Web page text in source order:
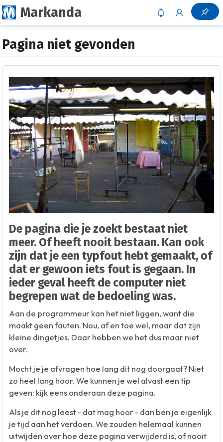
Markanda
Pagina niet gevonden
De pagina die je zoekt bestaat niet
meer. Of heeft nooit bestaan. Kan ook
zijn dat je een typfout hebt gemaakt, of
dat er gewoon iets fout is gegaan. In
ieder geval heeft de computer niet
begrepen wat de bedoeling was.
Aan de programmeur kan het niet liggen, want die
maakt geen fauten. Nou, af en toe wel, maar dat zijn
kleine dingetjes. Daar hebben we het dus maar niet
over.
Mocht je je afvragen hoe lang dit nog doorgaat? Niet
zo heel lang hoor. We kunnen je wel alvast een tip
geven: kijk eens onderaan deze pagina.
Als je dit nog leest - dat mag hoor - dan ben je eigenlijk
je tijd aan het verdoen. We zouden helemaal kunnen
uitwijden over hoe deze pagina verwijderd is, of nooit